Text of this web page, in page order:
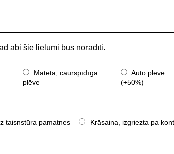
abi šie lielumi būs norādīti.
Matēta, caurspīdīga
plēve
Auto plēve
(+50%)
taisnstūra pamatnes Krāsaina, izgriezta pa